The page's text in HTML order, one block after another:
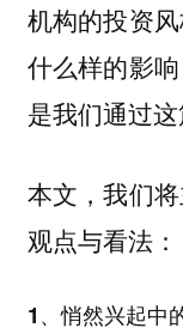
机构的投资
什么样的影
是我们通过这
本文，我们
观点与看法：
1、悄然兴起中